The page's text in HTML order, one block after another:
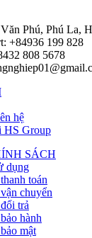
Phú, Phú La,
+84936 199 828
808 5678
hệ
HS Group
SÁCH
dụng
toán
chuyển
trả
hành
mật